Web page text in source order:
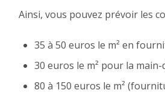
Ainsi, vous pouvez prévoir les
35 à 50 euros le m² en
30 euros le m² pour la main-
80 à 150 euros le m²